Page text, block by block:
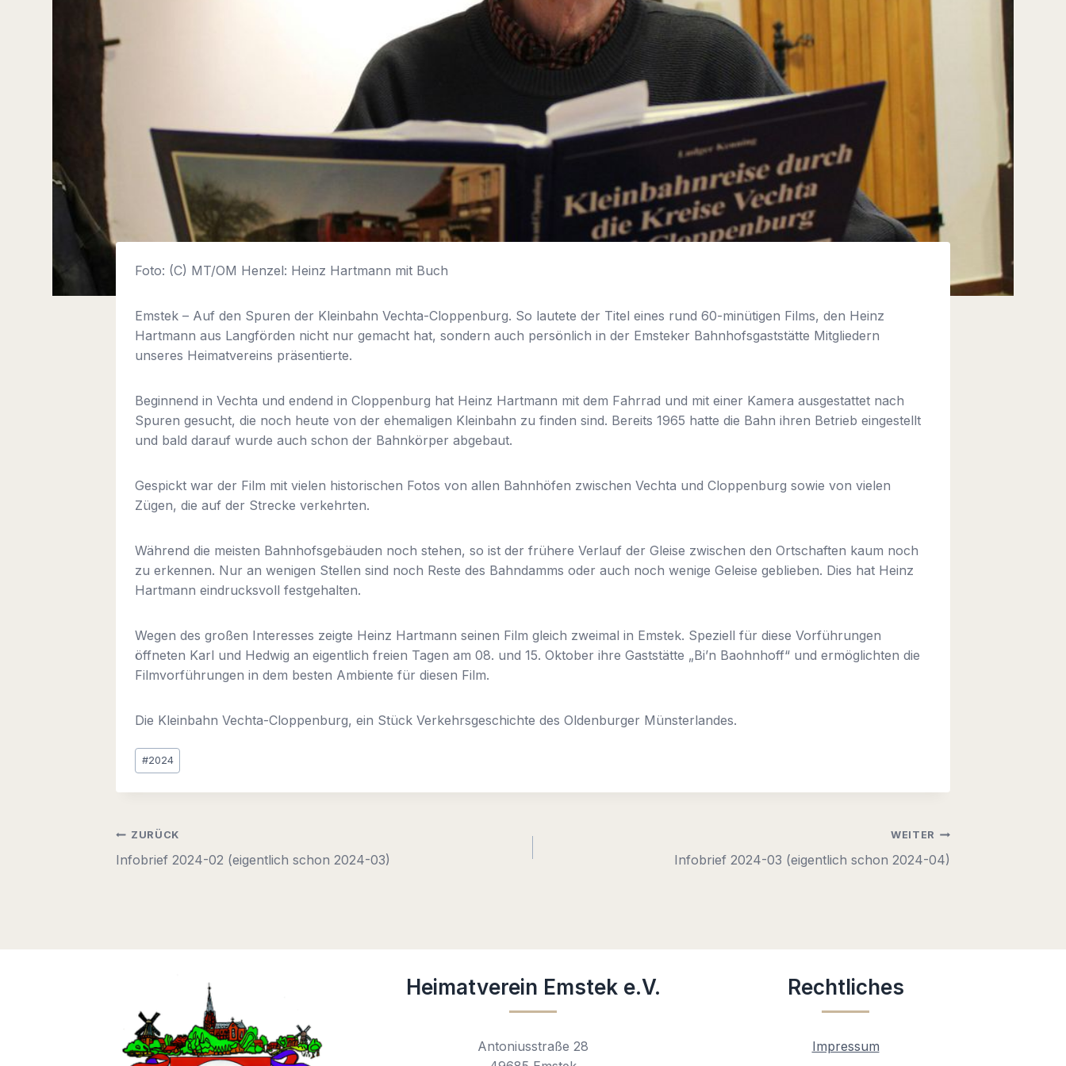
Foto: (C) MT/OM Henzel: Heinz Hartmann mit Buch
Emstek – Auf den Spuren der Kleinbahn Vechta-Cloppenburg. So lautete der Titel eines rund 60-minütigen Films, den Heinz
Hartmann aus Langförden nicht nur gemacht hat, sondern auch persönlich in der Emsteker Bahnhofsgaststätte Mitgliedern
unseres Heimatvereins präsentierte.
Beginnend in Vechta und endend in Cloppenburg hat Heinz Hartmann mit dem Fahrrad und mit einer Kamera ausgestattet nach
Spuren gesucht, die noch heute von der ehemaligen Kleinbahn zu finden sind. Bereits 1965 hatte die Bahn ihren Betrieb eingestellt
und bald darauf wurde auch schon der Bahnkörper abgebaut.
Gespickt war der Film mit vielen historischen Fotos von allen Bahnhöfen zwischen Vechta und Cloppenburg sowie von vielen
Zügen, die auf der Strecke verkehrten.
Während die meisten Bahnhofsgebäuden noch stehen, so ist der frühere Verlauf der Gleise zwischen den Ortschaften kaum noch
zu erkennen. Nur an wenigen Stellen sind noch Reste des Bahndamms oder auch noch wenige Geleise geblieben. Dies hat Heinz
Hartmann eindrucksvoll festgehalten.
Wegen des großen Interesses zeigte Heinz Hartmann seinen Film gleich zweimal in Emstek. Speziell für diese Vorführungen
öffneten Karl und Hedwig an eigentlich freien Tagen am 08. und 15. Oktober ihre Gaststätte „Bi’n Baohnhoff“ und ermöglichten die
Filmvorführungen in dem besten Ambiente für diesen Film.
Die Kleinbahn Vechta-Cloppenburg, ein Stück Verkehrsgeschichte des Oldenburger Münsterlandes.
Schlagworte:
#2024
Beitragsnavigation
ZURÜCK
Infobrief 2024-02 (eigentlich schon 2024-03)
WEITER
Infobrief 2024-03 (eigentlich schon 2024-04)
Heimatverein Emstek e.V.
Antoniusstraße 28
Rechtliches
Impressum